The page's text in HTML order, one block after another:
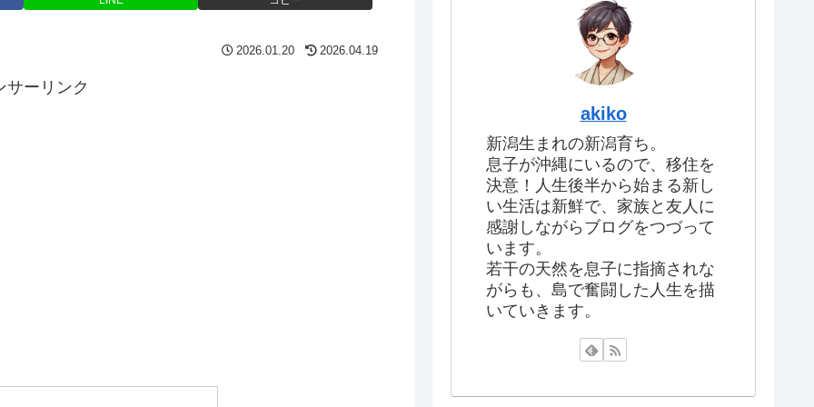
2026.01.20 2026.04.19
サーリンク
akiko
新潟生まれの新潟育ち。
息子が沖縄にいるので、移住を
決意！人生後半から始まる新し
い生活は新鮮で、家族と友人に
感謝しながらブログをつづって
います。
若干の天然を息子に指摘されな
がらも、島で奮闘した人生を描
いていきます。